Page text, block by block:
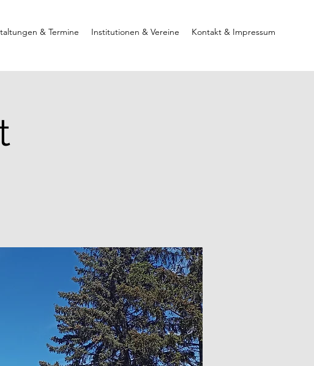
& Termine Institutionen & Vereine Kontakt & Impressum